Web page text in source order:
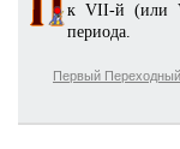
к VII-й (или
периода.
Первый